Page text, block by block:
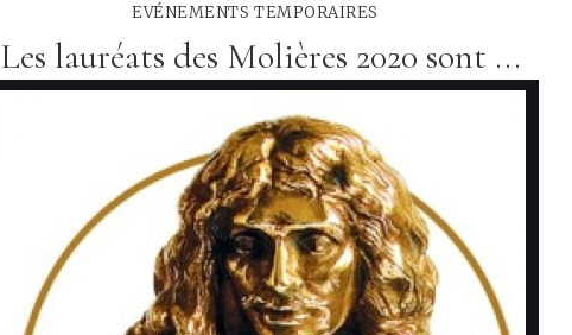
EVÉNEMENTS TEMPORAIRES
Les lauréats des Molières 2020 sont ...